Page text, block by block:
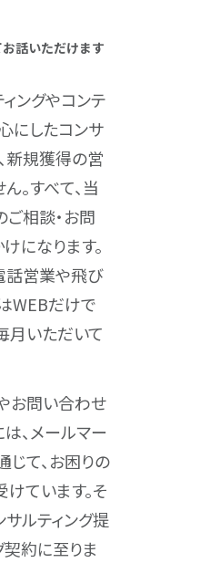
話いただけます
ングやコンテ
にしたコンサ
新規獲得の営
。すべて、当
相談・お問
になります。
話営業や飛び
WEBだけで
月いただいて
お問い合わせ
、メールマー
じて、お困りの
ています。そ
サルティング提
契約に至りま